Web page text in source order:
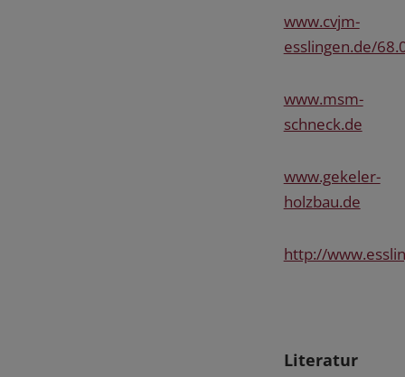
www.cvjm-
esslingen.de/
www.msm-
schneck.de
www.gekeler-
holzbau.de
http://
Literatur